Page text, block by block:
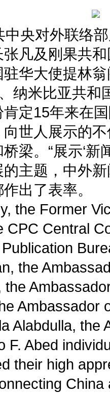
央对外联络
凡及刚果共
华大使提林
纳米比亚共
定15年来在
世人展示的
梁。“展示‘新
主题，中外
出了表率。
the Former
CPC Central
the
the
Ambassador
Alabdulla,
F. Abed
their high